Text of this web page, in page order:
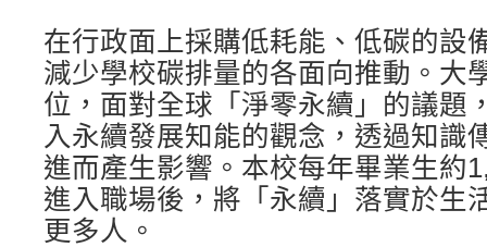
在行政面上採購低耗能、低碳的設
減少學校碳排量的各面向推動。大
位，面對全球「淨零永續」的議題
入永續發展知能的觀念，透過知識
進而產生影響。本校每年畢業生約
進入職場後，將「永續」落實於生
更多人。